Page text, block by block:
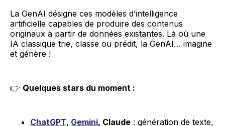
La GenAI désigne ces modèles d’intelligence
artificielle capables de produire des contenus
originaux à partir de données existantes. Là où une
IA classique trie, classe ou prédit, la GenAI… imagine
et génère !
👉 Quelques stars du moment :
ChatGPT, Gemini, Claude : génération de texte,